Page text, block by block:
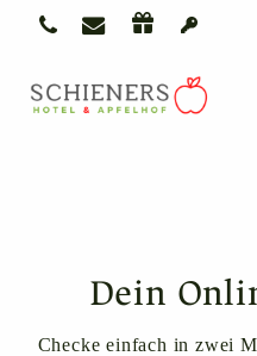
Dein
Checke einfach in zwei